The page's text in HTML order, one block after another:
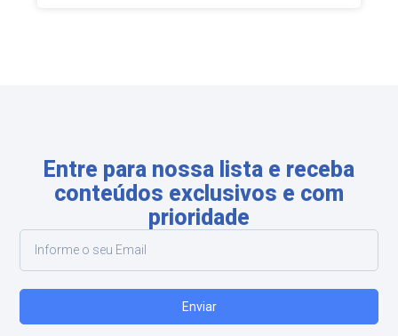
Entre para nossa lista e receba
conteúdos exclusivos e com
prioridade
Enviar